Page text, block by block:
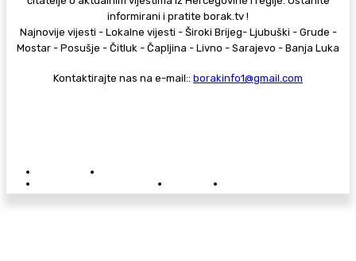
informirani i pratite borak.tv !
Najnovije vijesti - Lokalne vijesti - Široki Brijeg- Ljubuški - Grude -
Mostar - Posušje - Čitluk - Čapljina - Livno - Sarajevo - Banja Luka
Kontaktirajte nas na e-mail:: borakinfo1@gmail.com